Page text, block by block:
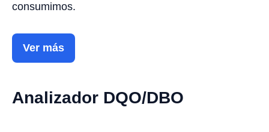
consumimos.
Ver más
Analizador DQO/DBO